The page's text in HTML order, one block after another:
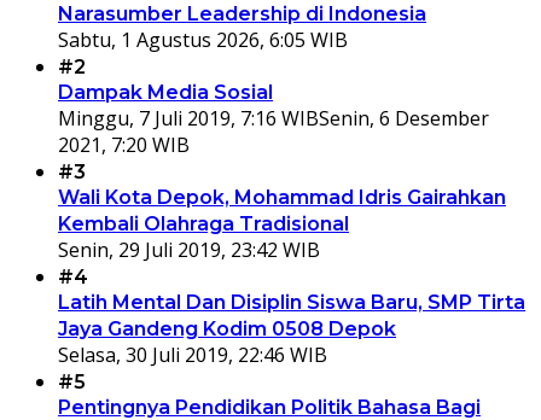
Narasumber Leadership di Indonesia
Sabtu, 1 Agustus 2026, 6:05 WIB
#2
Dampak Media Sosial
Minggu, 7 Juli 2019, 7:16 WIBSenin, 6 Desember
2021, 7:20 WIB
#3
Wali Kota Depok, Mohammad Idris Gairahkan
Kembali Olahraga Tradisional
Senin, 29 Juli 2019, 23:42 WIB
#4
Latih Mental Dan Disiplin Siswa Baru, SMP Tirta
Jaya Gandeng Kodim 0508 Depok
Selasa, 30 Juli 2019, 22:46 WIB
#5
Pentingnya Pendidikan Politik Bahasa Bagi